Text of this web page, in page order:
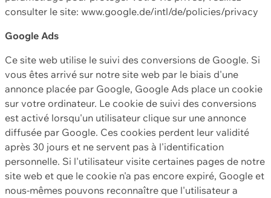
consulter le site: www.google.de/intl/de/policies/privacy
Google Ads
Ce site web utilise le suivi des conversions de Google. Si
vous êtes arrivé sur notre site web par le biais d'une
annonce placée par Google, Google Ads place un cookie
sur votre ordinateur. Le cookie de suivi des conversions
est activé lorsqu'un utilisateur clique sur une annonce
diffusée par Google. Ces cookies perdent leur validité
après 30 jours et ne servent pas à l'identification
personnelle. Si l'utilisateur visite certaines pages de notre
site web et que le cookie n'a pas encore expiré, Google et
nous-mêmes pouvons reconnaître que l'utilisateur a